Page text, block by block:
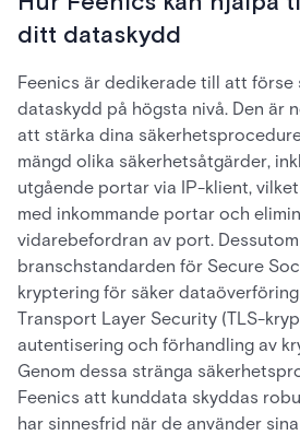
ditt dataskydd
Feenics är dedikerade till att förse
dataskydd på högsta nivå. Den är
att stärka dina
mängd olika säkerhetsåtgärder,
utgående portar via IP-klient,
med inkommande portar och
vidarebefordran av port.
branschstandarden för Secure
kryptering för säker
Transport Layer Security (TLS-
autentisering och förhandling av
Genom dessa stränga
Feenics att kunddata skyddas
har sinnesfrid när de använder